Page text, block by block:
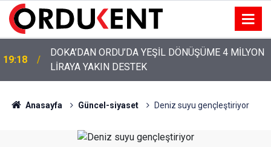
12:46
YENİ PARTİ’NİN ORDU’DAKİ 69 KİŞİLİK KURUCU
KADROSU AÇIKLANDI
Anasayfa Güncel-siyaset Deniz suyu gençleştiriyor